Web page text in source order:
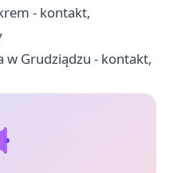
- kontakt,
w Grudziądzu - kontakt,